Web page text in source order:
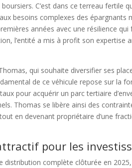
C’est dans ce terreau fertile
besoins complexes des
années avec une résilience
l’entité a mis à profit son
qui souhaite diversifier ses
de ce véhicule repose sur la
pour acquérir un parc tertiaire
Thomas se libère ainsi des
en devenant propriétaire d’une
pour les
distribution complète clôturée en